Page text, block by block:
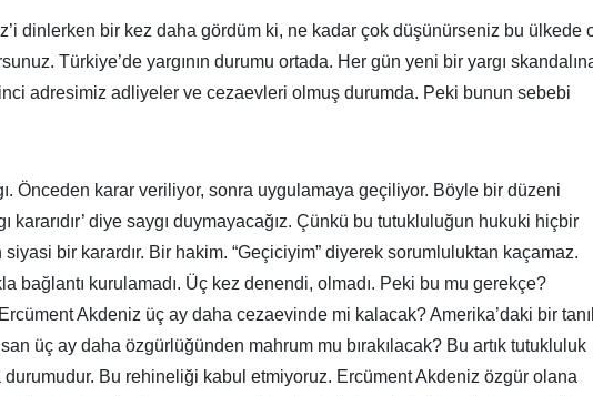
dinlerken bir kez daha gördüm ki, ne kadar çok düşünürseniz bu ülkede
Türkiye’de yargının durumu ortada. Her gün yeni bir yargı
adresimiz adliyeler ve cezaevleri olmuş durumda. Peki bunun sebebi
Önceden karar veriliyor, sonra uygulamaya geçiliyor. Böyle bir düzeni
kararıdır’ diye saygı duymayacağız. Çünkü bu tutukluluğun hukuki hiçbir
bir karardır. Bir hakim. “Geçiciyim” diyerek sorumluluktan kaçamaz.
bağlantı kurulamadı. Üç kez denendi, olmadı. Peki bu mu gerekçe?
Akdeniz üç ay daha cezaevinde mi kalacak? Amerika’daki bir
üç ay daha özgürlüğünden mahrum mu bırakılacak? Bu artık tutukluluk
durumudur. Bu rehineliği kabul etmiyoruz. Ercüment Akdeniz özgür olana